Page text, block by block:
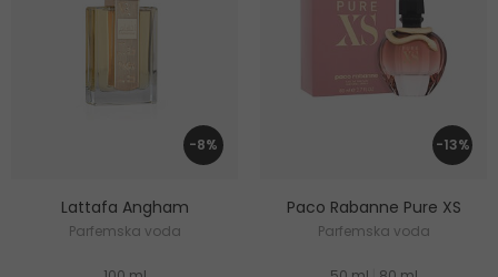
-8%
Lattafa Angham
Parfemska voda
-13%
Paco Rabanne Pure XS
Parfemska voda